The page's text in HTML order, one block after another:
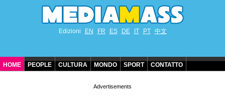
Edizioni EN FR ES DE IT PT 中文
HOME PEOPLE CULTURA MONDO SPORT CONTATTO